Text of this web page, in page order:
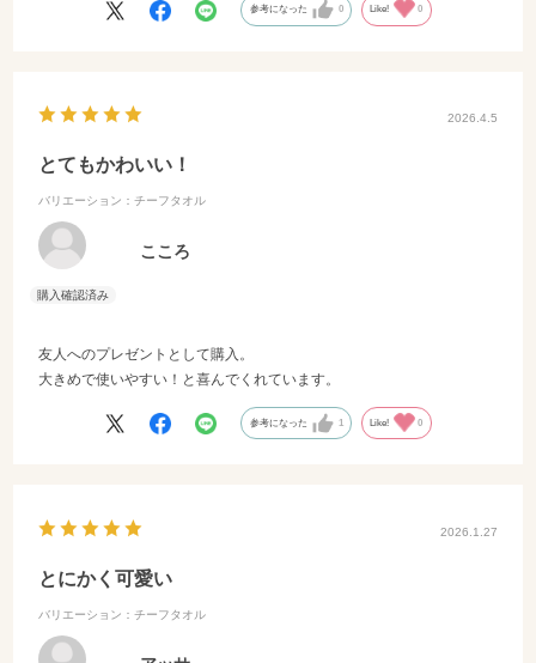
参考になった 0 Like! 0
2026.4.5
とてもかわいい！
バリエーション：チーフタオル
こころ
友人へのプレゼントとして購入。
大きめで使いやすい！と喜んでくれています。
参考になった 1 Like! 0
2026.1.27
とにかく可愛い
バリエーション：チーフタオル